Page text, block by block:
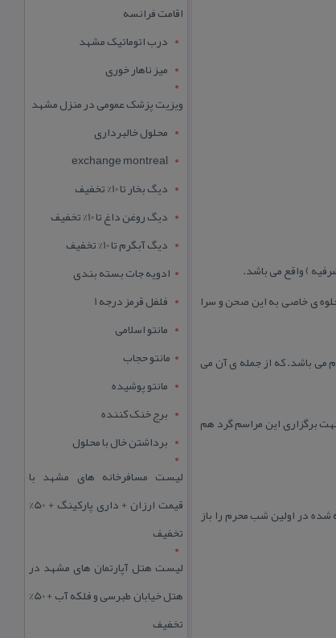
ی خاصی به این صحن و سرا
می باشد. كه از جمله ی آن می
برگزاری این مراسم گرد هم
در اولین شب محرم را باز
اقامت فرانسه
درب اتوماتیک مشهد
میز ناهار خوری
ویزیت پزشک عمومی در منزل مشهد
محلول خالبرداری
exchange montreal
دیگ بخار تا 10% تخفیف
دیگ روغن داغ تا 10% تخفیف
دیگ آبگرم تا 10% تخفیف
ادویه جات بسته بندی
فلفل قرمز درجه 1
مانتو اسلامی
مانتو حجاب
مانتو پوشیده
برج خنک کننده
برداشتن خال با محلول
لیست مسافرخانه های مشهد با
قیمت ارزان + داری پارکینگ + 50%
تخفیف
لیست هتل آپارتمان های مشهد در
هتل خیابان طبرسی و فلکه آب + 50%
تخفیف